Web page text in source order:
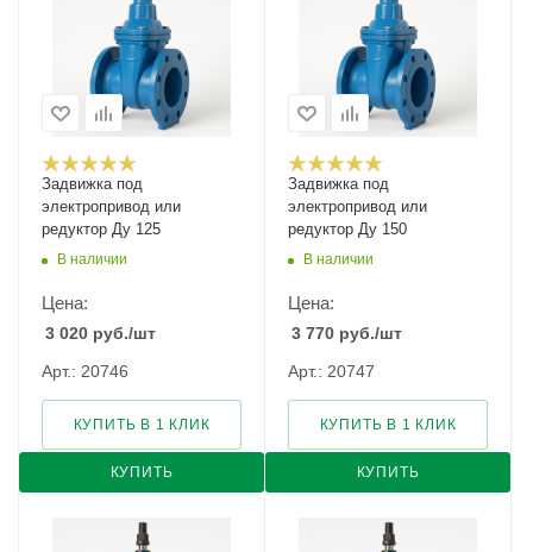
Задвижка под
электропривод или
редуктор Ду 125
В наличии
Цена:
3 020 руб./шт
Арт.: 20746
КУПИТЬ
КУПИТЬ В 1 КЛИК
Задвижка под
электропривод или
редуктор Ду 150
В наличии
Цена:
3 770 руб./шт
Арт.: 20747
КУПИТЬ
КУПИТЬ В 1 КЛИК